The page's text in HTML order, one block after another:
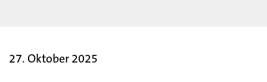
27. Oktober 2025